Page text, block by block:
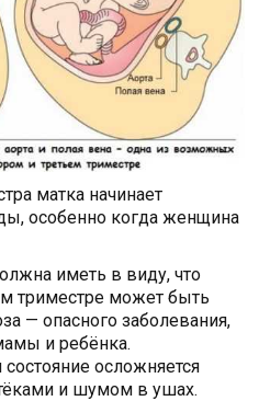
матка начинает
особенно когда женщина
иметь в виду, что
триместре может быть
— опасного заболевания,
и ребёнка.
осложняется
и шумом в ушах.